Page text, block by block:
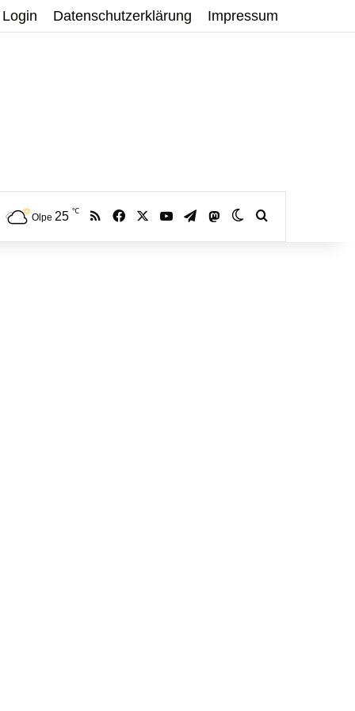
Login Datenschutzerklärung Impressum
Olpe 25 ℃ RSS Facebook YouTubeTelegramMastodonSkin umschalten